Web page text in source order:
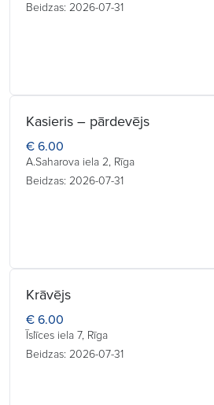
Beidzas: 2026-07-31
Kasieris – pārdevējs
€ 6.00
A.Saharova iela 2, Rīga
Beidzas: 2026-07-31
Krāvējs
€ 6.00
Īslīces iela 7, Rīga
Beidzas: 2026-07-31